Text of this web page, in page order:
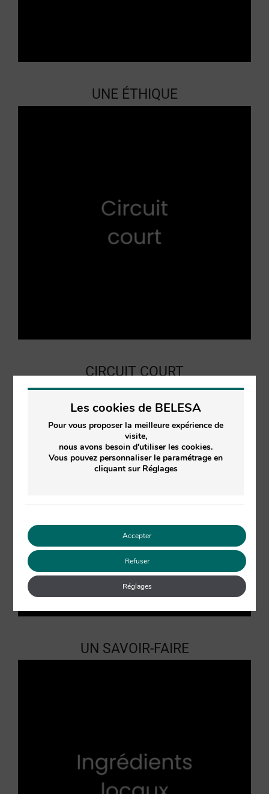
UNE ÉTHIQUE
CIRCUIT COURT
UN SAVOIR-FAIRE
Les cookies de BELESA
Pour vous proposer la meilleure expérience de
visite,
nous avons besoin d'utiliser les cookies.
Vous pouvez personnaliser le paramétrage en
cliquant sur Réglages
Accepter
Refuser
Réglages